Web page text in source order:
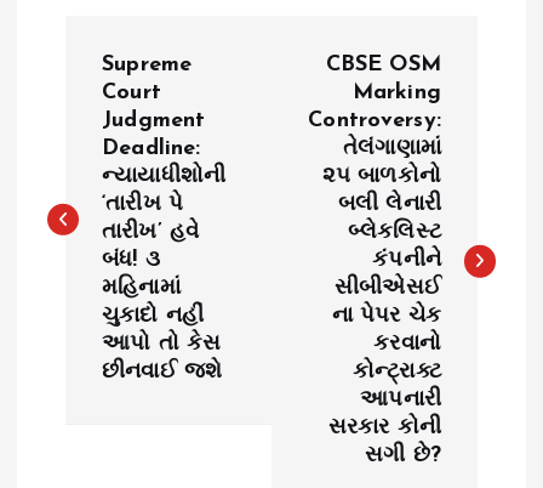
t
Supreme
Court
Judgment
Deadline:
ન્યાયાધીશોની
‘તારીખ પે
તારીખ’ હવે
બંધ! ૩
મહિનામાં
ચુકાદો નહીં
આપો તો કેસ
છીનવાઈ જશે
CBSE OSM
Marking
Controversy:
તેલંગાણામાં
૨૫ બાળકોનો
બલી લેનારી
બ્લેકલિસ્ટ
કંપનીને
સીબીએસઈ
ના પેપર ચેક
કરવાનો
કોન્ટ્રાક્ટ
આપનારી
સરકાર કોની
સગી છે?